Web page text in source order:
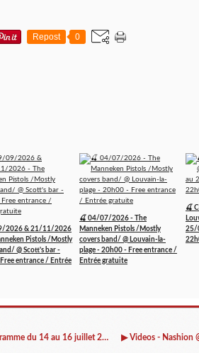
Repost 0
2026 & 21/11/2026
Pistols /Mostly
@ Scott's bar -
entrance / Entrée
🍒 04/07/2026 - The
Manneken Pistols /Mostly
covers band/ @ Louvain-la-
plage - 20h00 - Free entrance /
Entrée gratuite
🍒
25/
▶ Soirées Cerises (booking) - Le programme du 14 au 16 juillet 2016 inclus